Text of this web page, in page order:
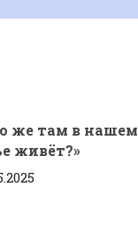
же там в нашем
живёт?»